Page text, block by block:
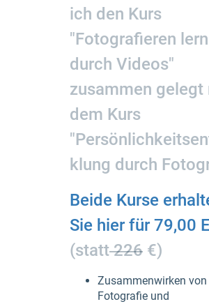
ich den Kurs
"Fotografieren
durch Videos"
zusammen gelegt
dem Kurs
klung durch
Beide Kurse
Sie hier für 79,00
(statt226 €)
Zusammenwirken von
Fotografie und